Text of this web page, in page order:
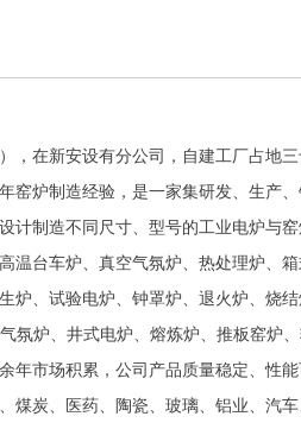
在新安设有分公司，自建工厂占地三
窑炉制造经验，是一家集研发、生产
制造不同尺寸、型号的工业电炉与窑
温台车炉、真空气氛炉、热处理炉、
炉、试验电炉、钟罩炉、退火炉、烧
氛炉、井式电炉、熔炼炉、推板窑炉
场积累，公司产品质量稳定、性能
煤炭、医药、陶瓷、玻璃、铝业、汽